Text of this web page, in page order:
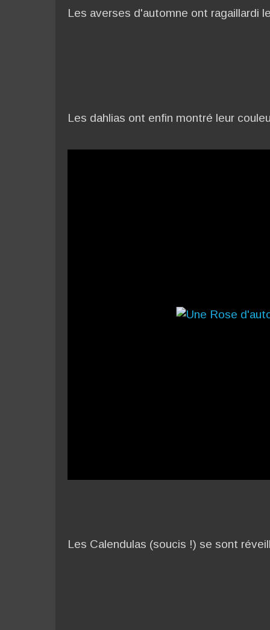
Les averses d'automne ont ragaillardi
Les dahlias ont enfin montré leur
Les Calendulas (soucis !) se sont